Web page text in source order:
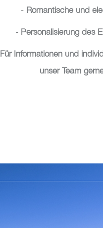
- Romantische und
- Personalisierung des
Für Informationen und
unser Team